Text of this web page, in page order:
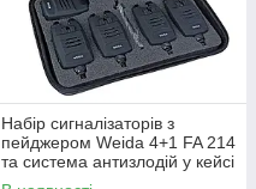
Набір сигналізаторів з
пейджером Weida 4+1 FA 214
та система антизлодій у кейсі